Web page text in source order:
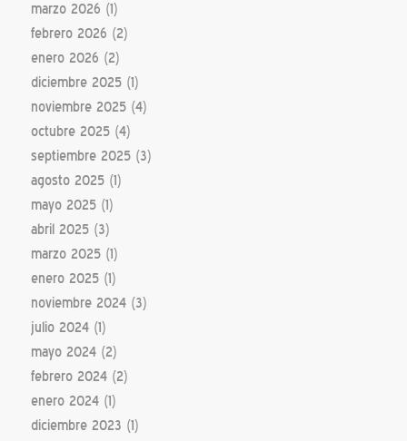
marzo 2026 (1)
febrero 2026 (2)
enero 2026 (2)
diciembre 2025(1)
noviembre 2025(4)
octubre 2025(4)
septiembre 2025(3)
agosto 2025(1)
mayo 2025(1)
abril 2025(3)
marzo 2025(1)
enero 2025(1)
noviembre 2024(3)
julio 2024(1)
mayo 2024(2)
febrero 2024(2)
enero 2024(1)
diciembre 2023 (1)